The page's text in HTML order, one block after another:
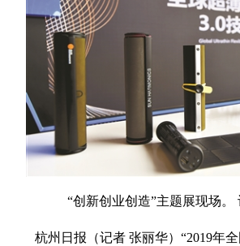
“创新创业创造”主题展现场。
杭州日报（记者 张丽华）“2019年